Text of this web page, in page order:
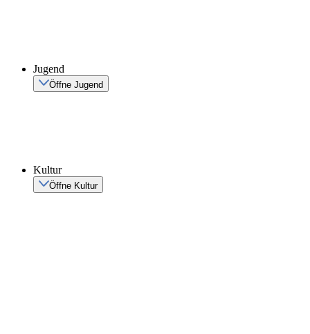
Jugend
Öffne Jugend
Kultur
Öffne Kultur